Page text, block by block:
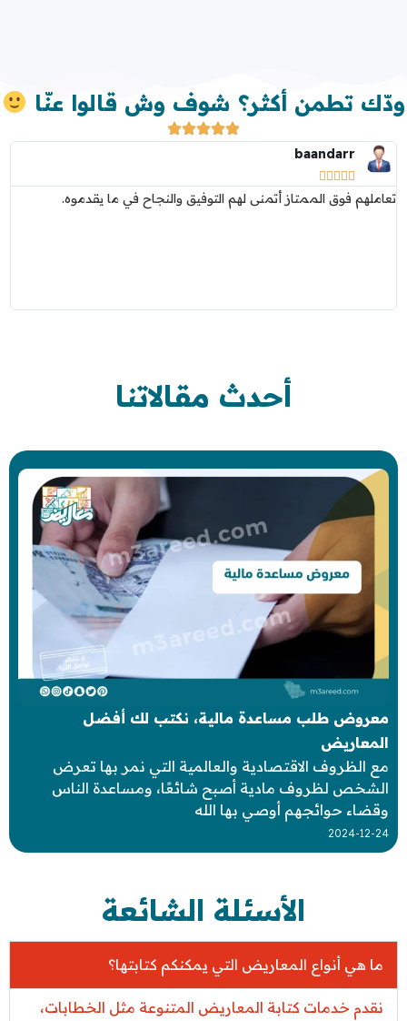
ودّك تطمن أكثر؟ شوف وش قالوا عنّا
baandarr





تعاملهم فوق الممتاز أتمنى لهم التوفيق والنجاح في ما يقدموه.
أحدث مقالاتنا
معروض طلب مساعدة مالية، نكتب لك أفضل
المعاريض
مع الظروف الاقتصادية والعالمية التي نمر بها تعرض
الشخص لظروف مادية أصبح شائعًا، ومساعدة الناس
وقضاء حوائجهم أوصي بها الله
2024-12-24
الأسئلة الشائعة
ما هي أنواع المعاريض التي يمكنكم كتابتها؟
نقدم خدمات كتابة المعاريض المتنوعة مثل الخطابات،